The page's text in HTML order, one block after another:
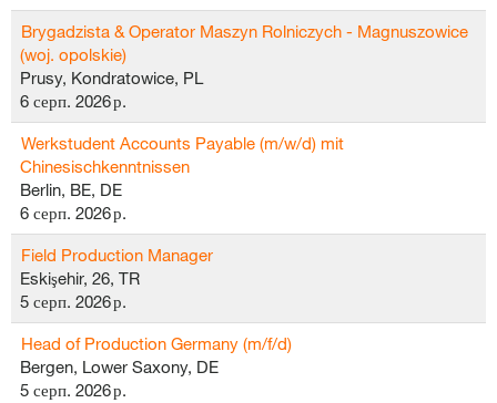
Brygadzista & Operator Maszyn Rolniczych - Magnuszowice
(woj. opolskie)
Prusy, Kondratowice, PL
6 серп. 2026 р.
Werkstudent Accounts Payable (m/w/d) mit
Chinesischkenntnissen
Berlin, BE, DE
6 серп. 2026 р.
Field Production Manager
Eskişehir, 26, TR
5 серп. 2026 р.
Head of Production Germany (m/f/d)
Bergen, Lower Saxony, DE
5 серп. 2026 р.